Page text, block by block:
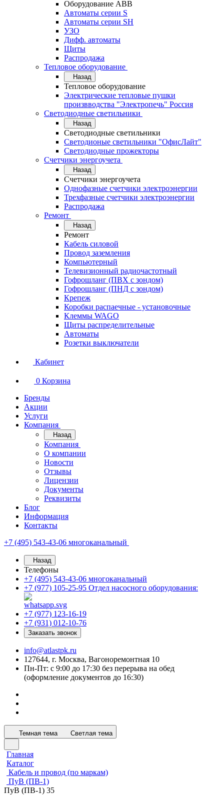
Оборудование АВВ
Автоматы серии S
Автоматы серии SH
УЗО
Дифф. автоматы
Щиты
Распродажа
Тепловое оборудование
Назад
Тепловое оборудование
Электрические тепловые пушки
произвводства "Электропечь" Россия
Светодиодные светильники
Назад
Светодиодные светильники
Светодионые светильники "ОфисЛайт"
Светодиодные прожекторы
Счетчики энергоучета
Назад
Счетчики энергоучета
Однофазные счетчики электроэнергии
Трехфазные счетчики электроэнергии
Распродажа
Ремонт
Назад
Ремонт
Кабель силовой
Провод заземления
Компьютерный
Телевизионный радиочастотный
Гофрошланг (ПВХ с зондом)
Гофрошланг (ПНД с зондом)
Крепеж
Коробки распаечные - установочные
Клеммы WAGO
Щиты распределительные
Автоматы
Розетки выключатели
Кабинет
0 Корзина
Бренды
Акции
Услуги
Компания
Назад
Компания
О компании
Новости
Отзывы
Лицензии
Документы
Реквизиты
Блог
Информация
Контакты
+7 (495) 543-43-06 многоканальный
Назад
Телефоны
+7 (495) 543-43-06 многоканальный
+7 (977) 105-25-95 Отдел насосного оборудования:
+7 (977) 123-16-19
+7 (931) 012-10-76
Заказать звонок
info@atlastpk.ru
127644, г. Москва, Вагоноремонтная 10
Пн-Пт: с 9:00 до 17:30 без перерыва на обед
(оформление документов до 16:30)
Темная тема Светлая тема
Главная
Каталог
Кабель и провод (по маркам)
ПуВ (ПВ-1)
ПуВ (ПВ-1) 35